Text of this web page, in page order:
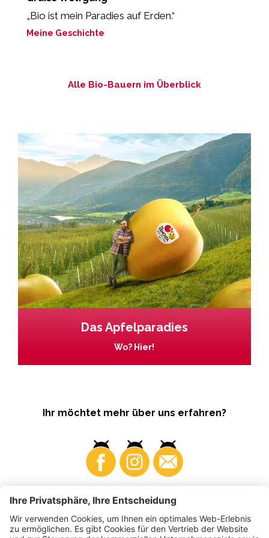
„Bio ist mein Paradies auf Erden.“
Meine Geschichte
Alle Bio-Bauern im Überblick
Das Apfelparadies
Wo? Hier!
Ihr möchtet mehr über uns erfahren?
Business Produzenten